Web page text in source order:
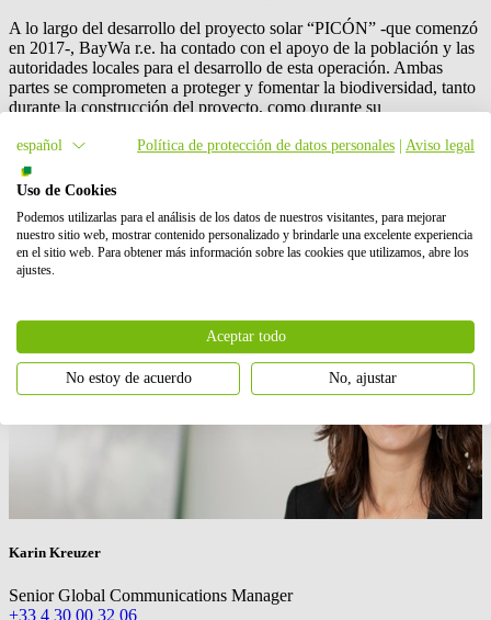
A lo largo del desarrollo del proyecto solar “PICÓN” -que comenzó
en 2017-, BayWa r.e. ha contado con el apoyo de la población y las
autoridades locales para el desarrollo de esta operación. Ambas
partes se comprometen a proteger y fomentar la biodiversidad, tanto
durante la construcción del proyecto, como durante su
Contacto de prensa
Karin Kreuzer
Senior Global Communications Manager
+33 4 30 00 32 06
español Política de protección de datos personales Aviso legal
Uso de Cookies
Podemos utilizarlas para el análisis de los datos de nuestros visitantes, para mejorar
nuestro sitio web, mostrar contenido personalizado y brindarle una excelente experiencia
en el sitio web. Para obtener más información sobre las cookies que utilizamos, abre los
ajustes.
Aceptar todo
No estoy de acuerdo No, ajustar